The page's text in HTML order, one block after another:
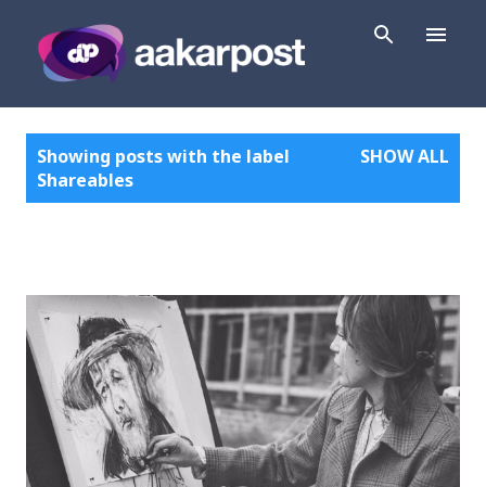
Showing posts with the label
Shareables
SHOW ALL